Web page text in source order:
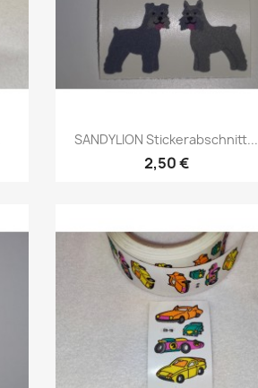
SANDYLION Stickerabschnitt...
2,50 €